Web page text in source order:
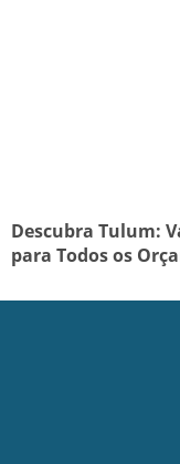
Descubra Tulum:
para Todos os